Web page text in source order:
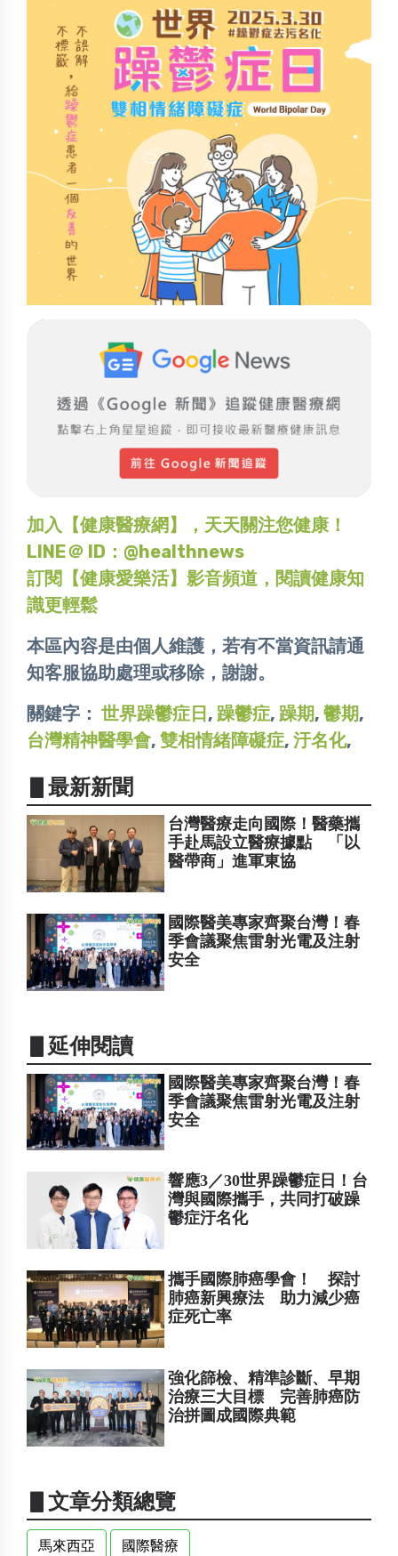
加入【健康醫療網】，天天關注您健康！
LINE＠ ID：@healthnews
訂閱【健康愛樂活】影音頻道，閱讀健康知
識更輕鬆
本區內容是由個人維護，若有不當資訊請通
知客服協助處理或移除，謝謝。
關鍵字： 世界躁鬱症日 , 躁鬱症, 躁期, 鬱期,
台灣精神醫學會, 雙相情緒障礙症, 汙名化,
▋最新新聞
台灣醫療走向國際！醫藥攜
手赴馬設立醫療據點 「以
醫帶商」進軍東協
國際醫美專家齊聚台灣！春
季會議聚焦雷射光電及注射
安全
▋延伸閱讀
國際醫美專家齊聚台灣！春
季會議聚焦雷射光電及注射
安全
響應3／30世界躁鬱症日！台
灣與國際攜手，共同打破躁
鬱症汙名化
攜手國際肺癌學會！ 探討
肺癌新興療法 助力減少癌
症死亡率
強化篩檢、精準診斷、早期
治療三大目標 完善肺癌防
治拼圖成國際典範
▋文章分類總覽
馬來西亞 國際醫療